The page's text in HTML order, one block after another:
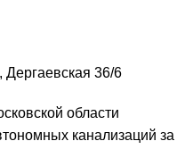
Дергаевская 36/6
области
канализаций за